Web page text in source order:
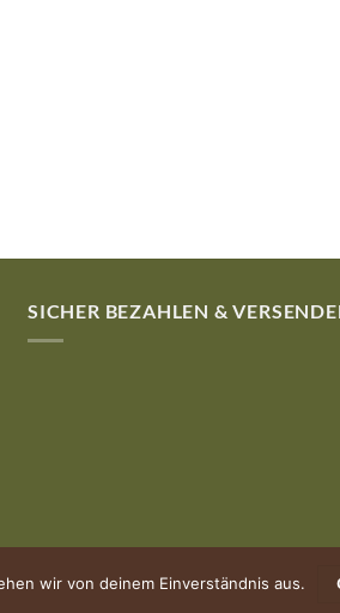
SICHER BEZAHLEN &
wir von deinem Einverständnis aus.